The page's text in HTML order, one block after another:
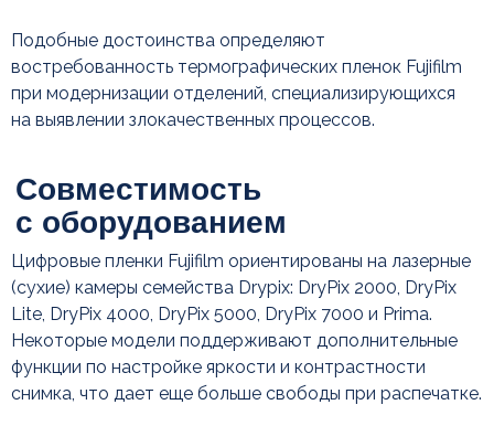
Подобные достоинства определяют
востребованность термографических пленок Fujifilm
при модернизации отделений, специализирующихся
на выявлении злокачественных процессов.
Цифровые пленки Fujifilm ориентированы на лазерные
(сухие) камеры семейства Drypix: DryPix 2000, DryPix
Lite, DryPix 4000, DryPix 5000, DryPix 7000 и Prima.
Некоторые модели поддерживают дополнительные
функции по настройке яркости и контрастности
снимка, что дает еще больше свободы при распечатке.